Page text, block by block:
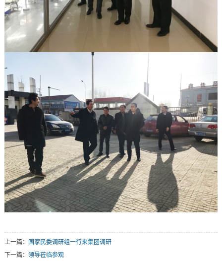
上一篇： 国家民委调研组一行来集团调研
下一篇： 领导莅临参观